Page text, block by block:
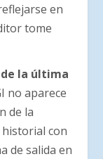
en
tome
la última
no aparece
de la
con
de salida en